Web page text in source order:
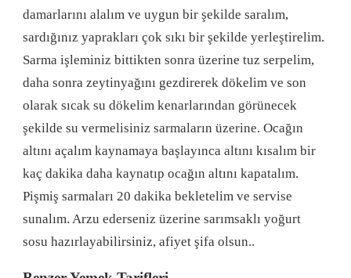
damarlarını alalım ve uygun bir şekilde saralım,
sardığınız yaprakları çok sıkı bir şekilde yerleştirelim.
Sarma işleminiz bittikten sonra üzerine tuz serpelim,
daha sonra zeytinyağını gezdirerek dökelim ve son
olarak sıcak su dökelim kenarlarından görünecek
şekilde su vermelisiniz sarmaların üzerine. Ocağın
altını açalım kaynamaya başlayınca altını kısalım bir
kaç dakika daha kaynatıp ocağın altını kapatalım.
Pişmiş sarmaları 20 dakika bekletelim ve servise
sunalım. Arzu ederseniz üzerine sarımsaklı yoğurt
sosu hazırlayabilirsiniz, afiyet şifa olsun..